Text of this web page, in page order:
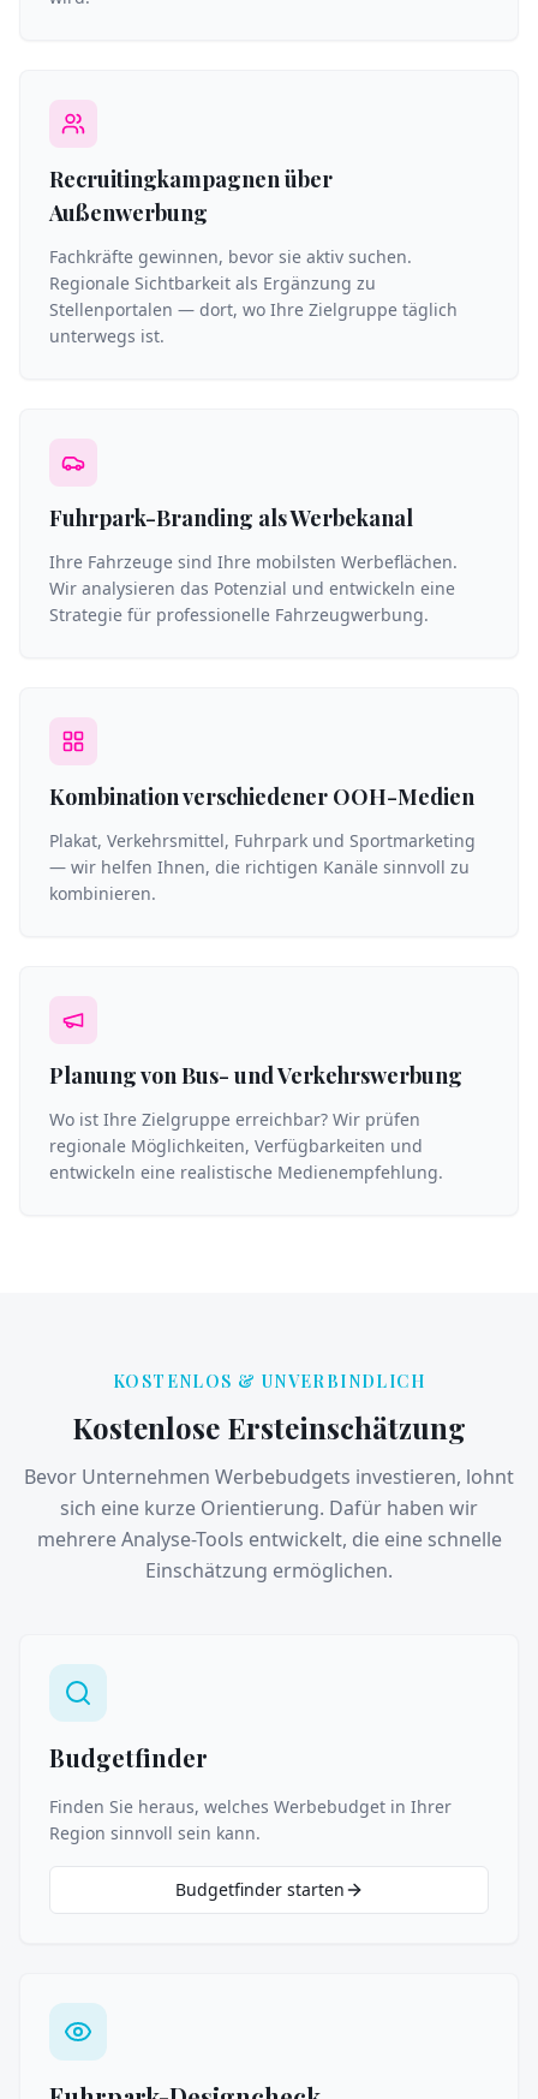
Recruitingkampagnen über
Außenwerbung
Fachkräfte gewinnen, bevor sie aktiv suchen.
Regionale Sichtbarkeit als Ergänzung zu
Stellenportalen — dort, wo Ihre Zielgruppe täglich
unterwegs ist.
Fuhrpark-Branding als Werbekanal
Ihre Fahrzeuge sind Ihre mobilsten Werbeflächen.
Wir analysieren das Potenzial und entwickeln eine
Strategie für professionelle Fahrzeugwerbung.
Kombination verschiedener OOH-Medien
Plakat, Verkehrsmittel, Fuhrpark und Sportmarketing
— wir helfen Ihnen, die richtigen Kanäle sinnvoll zu
kombinieren.
Planung von Bus- und Verkehrswerbung
Wo ist Ihre Zielgruppe erreichbar? Wir prüfen
regionale Möglichkeiten, Verfügbarkeiten und
entwickeln eine realistische Medienempfehlung.
KOSTENLOS & UNVERBINDLICH
Kostenlose Ersteinschätzung
Bevor Unternehmen Werbebudgets investieren, lohnt
sich eine kurze Orientierung. Dafür haben wir
mehrere Analyse-Tools entwickelt, die eine schnelle
Einschätzung ermöglichen.
Budgetfinder
Finden Sie heraus, welches Werbebudget in Ihrer
Region sinnvoll sein kann.
Budgetfinder starten